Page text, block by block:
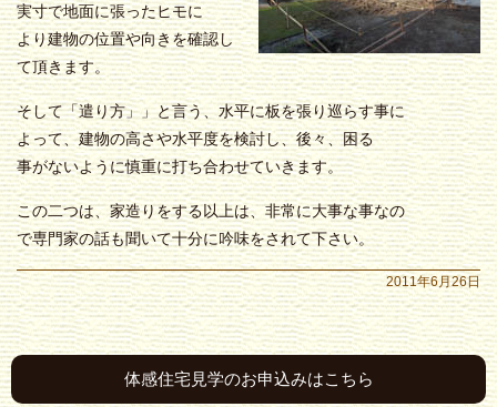
実寸で地面に張ったヒモに
より建物の位置や向きを確認し
て頂きます。
そして「遣り方」」と言う、水平に板を張り巡らす事に
よって、建物の高さや水平度を検討し、後々、困る
事がないように慎重に打ち合わせていきます。
この二つは、家造りをする以上は、非常に大事な事なの
で専門家の話も聞いて十分に吟味をされて下さい。
2011年6月26日
体感住宅見学のお申込みはこちら